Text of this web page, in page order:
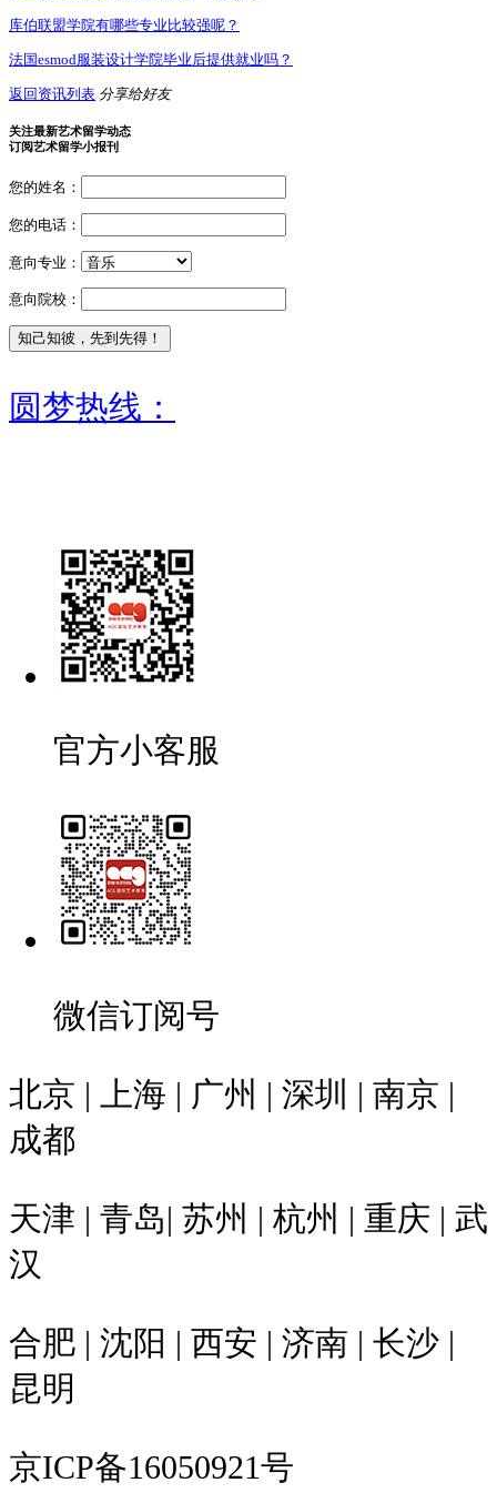
库伯联盟学院有哪些专业比较强呢？
法国esmod服装设计学院毕业后提供就业吗？
返回资讯列表 分享给好友
关注最新艺术留学动态
订阅艺术留学小报刊
您的姓名：
您的电话：
意向专业：
意向院校：
圆梦热线：
官方小客服
微信订阅号
北京 | 上海 | 广州 | 深圳 | 南京 |
成都
天津 | 青岛| 苏州 | 杭州 | 重庆 | 武
汉
合肥 | 沈阳 | 西安 | 济南 | 长沙 |
昆明
京ICP备16050921号